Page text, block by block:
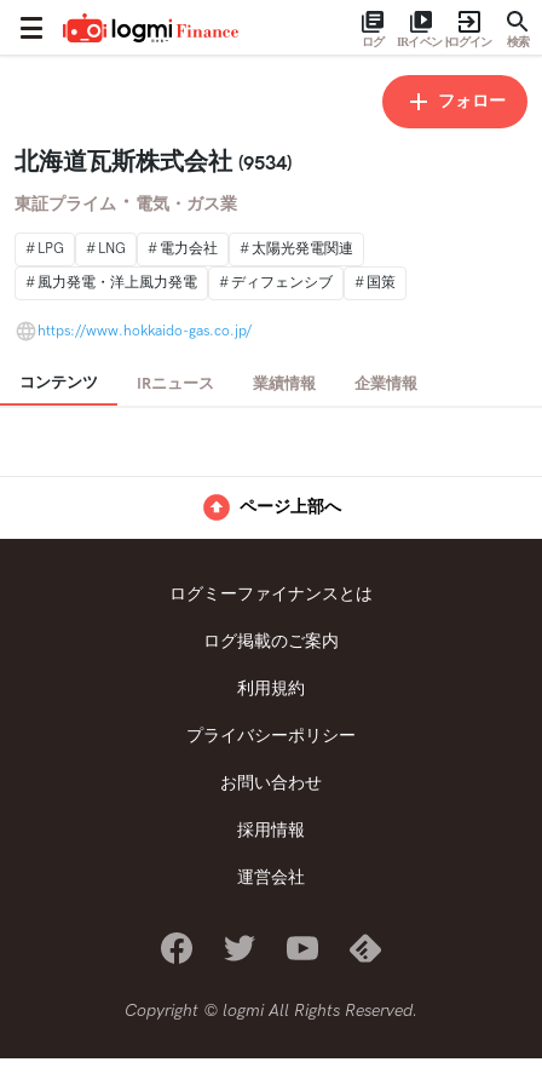
ログ IRイベントログイン 検索
フォロー
北海道瓦斯株式会社 (9534)
東証プライム ・ 電気・ガス業
LPG LNG 電力会社
太陽光発電関連
風力発電・洋上風力発電
ディフェンシブ 国策
https://www.hokkaido-gas.co.jp/
コンテンツ IRニュース 業績情報 企業情報
ページ上部へ
ログミーファイナンスとは
ログ掲載のご案内
利用規約
プライバシーポリシー
お問い合わせ
採用情報
運営会社
Copyright © logmi All Rights Reserved.